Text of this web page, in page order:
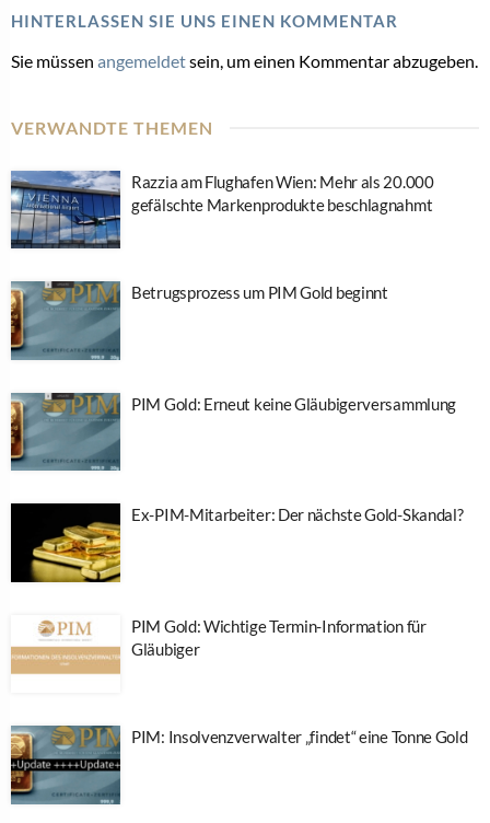
HINTERLASSEN SIE UNS EINEN KOMMENTAR
Sie müssen angemeldetsein, um einen Kommentar abzugeben.
VERWANDTE THEMEN
Razzia am Flughafen Wien: Mehr als 20.000
gefälschte Markenprodukte beschlagnahmt
Betrugsprozess um PIM Gold beginnt
PIM Gold: Erneut keine Gläubigerversammlung
Ex-PIM-Mitarbeiter: Der nächste Gold-Skandal?
PIM Gold: Wichtige Termin-Information für
Gläubiger
PIM: Insolvenzverwalter „findet“ eine Tonne Gold